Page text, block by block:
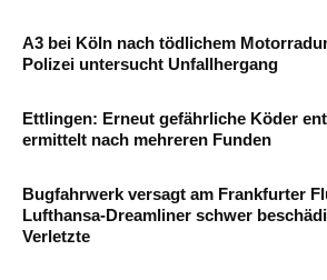
A3 bei Köln nach tödlichem
Polizei untersucht Unfallhergang
Ettlingen: Erneut gefährliche Köder
ermittelt nach mehreren Funden
Bugfahrwerk versagt am Frankfurter
Lufthansa-Dreamliner schwer
Verletzte